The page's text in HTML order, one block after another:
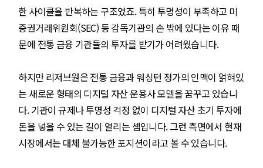
한 사이클을 반복하는 구조였죠. 특히 투명성이 부족하고 미
증권거래위원회(SEC) 등 감독기관의 손 밖에 있다는 이유 때
문에 전통 금융 기관들의 투자를 받기가 어려웠습니다.
하지만 리저브원은 전통 금융과 워싱턴 정가의 인맥이 얽혀있
는 새로운 형태의 디지털 자산 운용사 모델을 꿈꾸고 있습니
다. 기관이 규제나 투명성 걱정 없이 디지털 자산 초기 투자에
돈을 넣을 수 있는 길이 열리는 셈입니다. 그런 측면에서 현재
시장에서는 대체 불가능한 포지션이라고 볼 수 있습니다.